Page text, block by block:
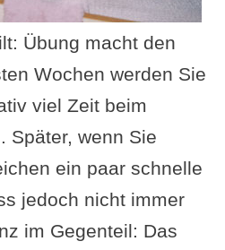
Übung macht den
Wochen werden Sie
viel Zeit beim
Später, wenn Sie
ein paar schnelle
jedoch nicht immer
im Gegenteil: Das